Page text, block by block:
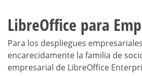
LibreOffice para
Para los despliegues
encarecidamente la familia de
empresarial de LibreOffice